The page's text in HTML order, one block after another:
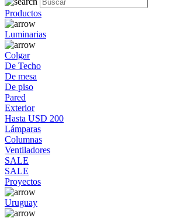
Productos
Luminarias
Colgar
De Techo
De mesa
De piso
Pared
Exterior
Hasta USD 200
Lámparas
Columnas
Ventiladores
SALE
SALE
Proyectos
Uruguay